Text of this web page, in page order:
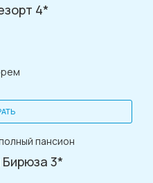
4*
3*